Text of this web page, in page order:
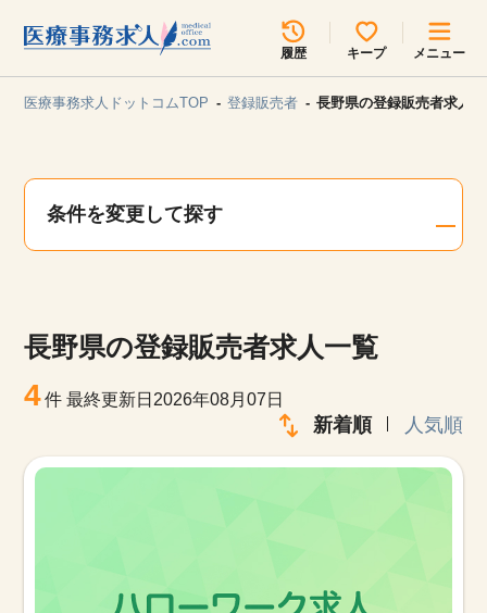
履歴 キープ メニュー
見学会・イベント情報
よくあるご質問
医療事務求人ドットコムTOP 登録販売者 長野県の登録販売者求人
条件を変更して探す
長野県の登録販売者求人一覧
4件最終更新日2026年08月07日
新着順 人気順
所在地のエリアを選択してください
各支店担当よりご連絡させていただきます。
関東
甲信越・北陸 中国・四国